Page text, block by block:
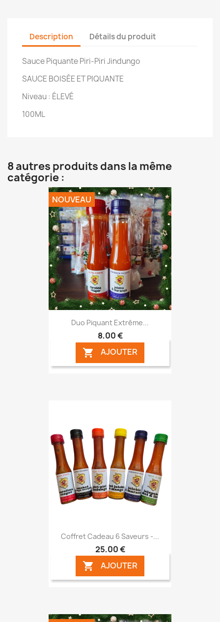
Description Détails du produit
Sauce Piquante Piri-Piri Jindungo
SAUCE BOISÉE ET PIQUANTE
Niveau : ÉLEVÉ
100ML
8 autres produits dans la même
catégorie :
Duo Piquant Extrême...
8,00 €
 AJOUTER
NOUVEAU
Coffret Cadeau 6 Saveurs -...
25,00 €
 AJOUTER